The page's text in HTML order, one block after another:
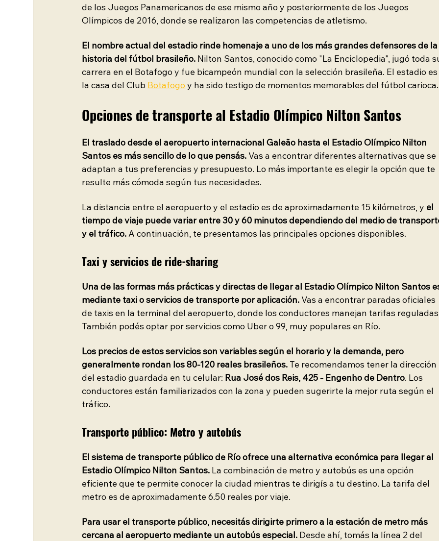
de los Juegos Panamericanos de ese mismo año y posteriormente de los Juegos
Olímpicos de 2016, donde se realizaron las competencias de atletismo.
El nombre actual del estadio rinde homenaje a uno de los más grandes defensores de la
historia del fútbol brasileño. Nilton Santos, conocido como "La Enciclopedia", jugó toda
carrera en el Botafogo y fue bicampeón mundial con la selección brasileña. El estadio es
la casa del Club Botafogo y ha sido testigo de momentos memorables del fútbol carioca.
Opciones de transporte al Estadio Olímpico Nilton Santos
El traslado desde el aeropuerto internacional Galeão hasta el Estadio Olímpico Nilton
Santos es más sencillo de lo que pensás. Vas a encontrar diferentes alternativas que se
adaptan a tus preferencias y presupuesto. Lo más importante es elegir la opción que te
resulte más cómoda según tus necesidades.
La distancia entre el aeropuerto y el estadio es de aproximadamente 15 kilómetros, y el
tiempo de viaje puede variar entre 30 y 60 minutos dependiendo del medio de
y el tráfico. A continuación, te presentamos las principales opciones disponibles.
Taxi y servicios de ride-sharing
Una de las formas más prácticas y directas de llegar al Estadio Olímpico Nilton Santos
mediante taxi o servicios de transporte por aplicación. Vas a encontrar paradas oficiales
de taxis en la terminal del aeropuerto, donde los conductores manejan tarifas
También podés optar por servicios como Uber o 99, muy populares en Río.
Los precios de estos servicios son variables según el horario y la demanda, pero
generalmente rondan los 80-120 reales brasileños. Te recomendamos tener la dirección
del estadio guardada en tu celular: Rua José dos Reis, 425 - Engenho de Dentro. Los
conductores están familiarizados con la zona y pueden sugerirte la mejor ruta según el
tráfico.
Transporte público: Metro y autobús
El sistema de transporte público de Río ofrece una alternativa económica para llegar al
Estadio Olímpico Nilton Santos. La combinación de metro y autobús es una opción
eficiente que te permite conocer la ciudad mientras te dirigís a tu destino. La tarifa del
metro es de aproximadamente 6.50 reales por viaje.
Para usar el transporte público, necesitás dirigirte primero a la estación de metro más
cercana al aeropuerto mediante un autobús especial. Desde ahí, tomás la línea 2 del